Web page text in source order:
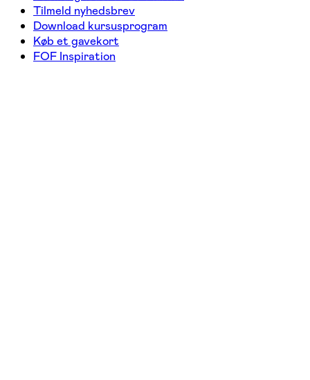
Tilmeld nyhedsbrev
Download kursusprogram
Køb et gavekort
FOF Inspiration